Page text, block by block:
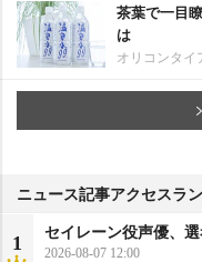
茶葉で一目
は
オリコンタイ
ニュース記事アクセスラ
1
セイレーン役声優、
2026-08-07 12:00